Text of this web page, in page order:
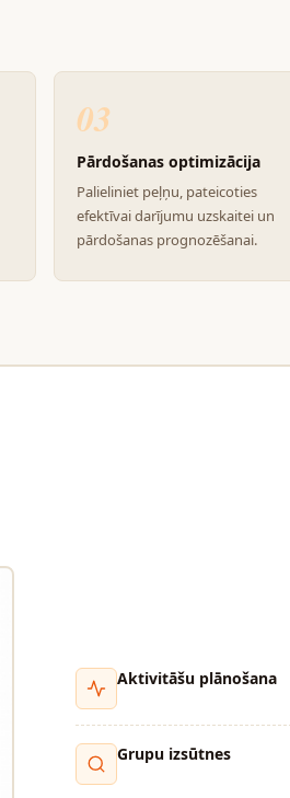
03
Pārdošanas optimizācija
Palieliniet peļņu, pateicoties
efektīvai darījumu uzskaitei un
pārdošanas prognozēšanai.
Aktivitāšu plānošana
Grupu izsūtnes